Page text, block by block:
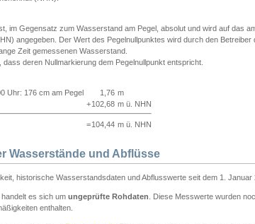
im Gegensatz zum Wasserstand am Pegel, absolut und wird auf das
angegeben. Der Wert des Pegelnullpunktes wird durch den
Zeit gemessenen Wasserstand.
deren Nullmarkierung dem Pegelnullpunkt entspricht.
Uhr: 176 cm am Pegel
1,76 m
+102,68 m ü. NHN
=104,44 m ü. NHN
Wasserstände und Abflüsse
historische Wasserstandsdaten und Abflusswerte seit dem 1. Januar
es sich um ungeprüfte Rohdaten . Diese Messwerte wurden
enthalten.